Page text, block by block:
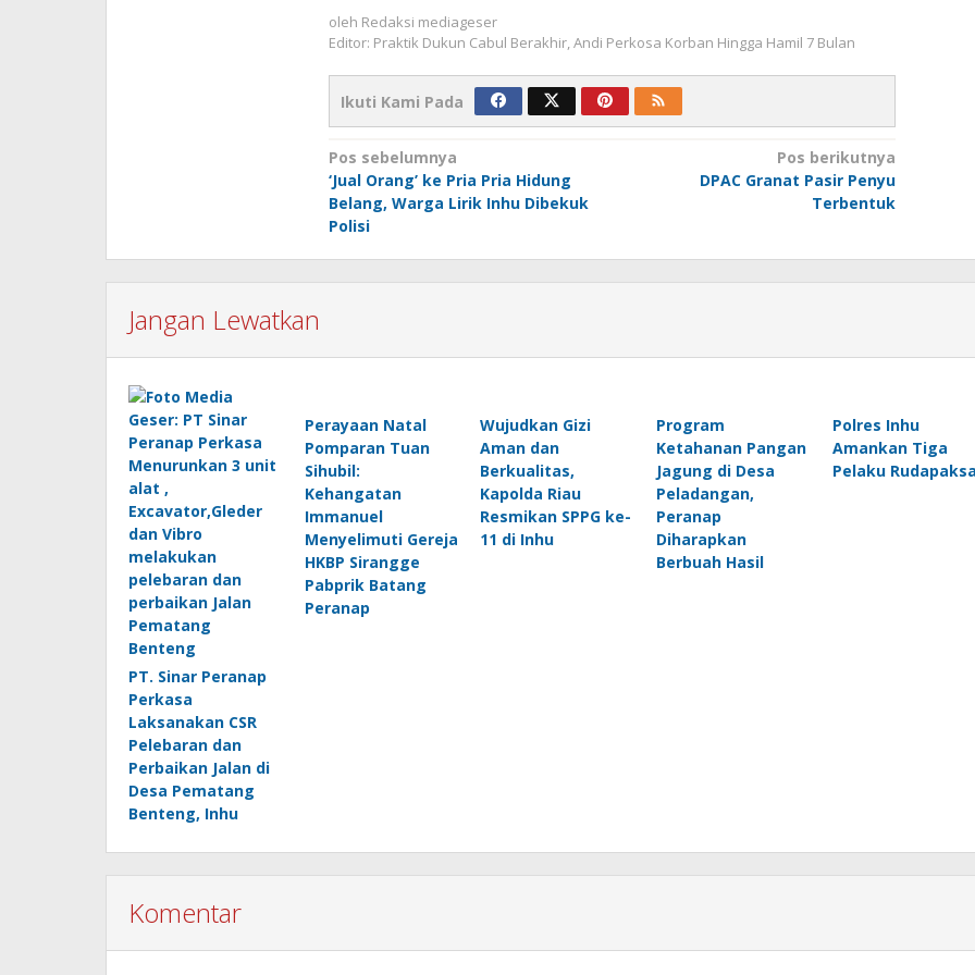
oleh Redaksi mediageser
Editor: Praktik Dukun Cabul Berakhir, Andi Perkosa Korban Hingga Hamil 7 Bulan
Ikuti Kami Pada
Navigasi
pos
Pos sebelumnya
‘Jual Orang’ ke Pria Pria Hidung
Belang, Warga Lirik Inhu Dibekuk
Polisi
Pos berikutnya
DPAC Granat Pasir Penyu
Terbentuk
Jangan Lewatkan
PT. Sinar Peranap
Perkasa
Laksanakan CSR
Pelebaran dan
Perbaikan Jalan di
Desa Pematang
Benteng, Inhu
Perayaan Natal
Pomparan Tuan
Sihubil:
Kehangatan
Immanuel
Menyelimuti Gereja
HKBP Sirangge
Pabprik Batang
Peranap
Wujudkan Gizi
Aman dan
Berkualitas,
Kapolda Riau
Resmikan SPPG ke-
11 di Inhu
Program
Ketahanan Pangan
Jagung di Desa
Peladangan,
Peranap
Diharapkan
Berbuah Hasil
Polres Inhu
Amankan Tiga
Pelaku
Komentar